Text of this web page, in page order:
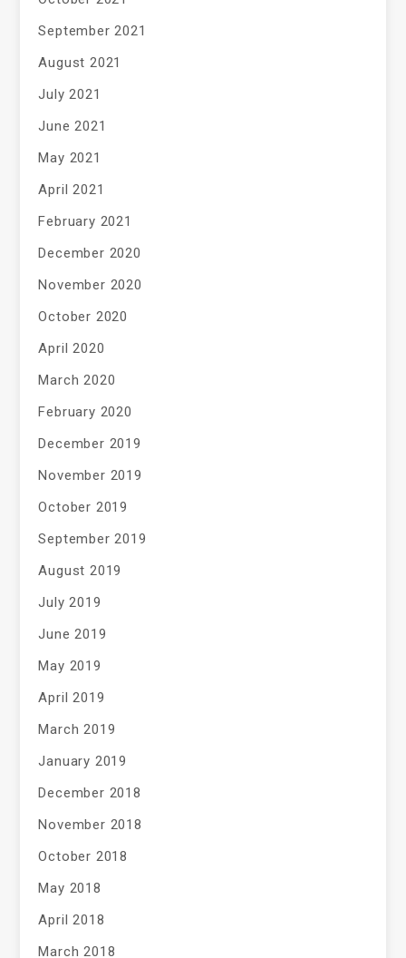
September 2021
August 2021
July 2021
June 2021
May 2021
April 2021
February 2021
December 2020
November 2020
October 2020
April 2020
March 2020
February 2020
December 2019
November 2019
October 2019
September 2019
August 2019
July 2019
June 2019
May 2019
April 2019
March 2019
January 2019
December 2018
November 2018
October 2018
May 2018
April 2018
March 2018